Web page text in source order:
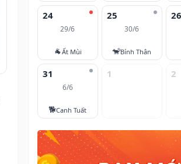
24
29/6
🐐Ất Mùi
25
30/6
🐒Bính Thân
26
31
6/6
🐕Canh Tuất
1 2